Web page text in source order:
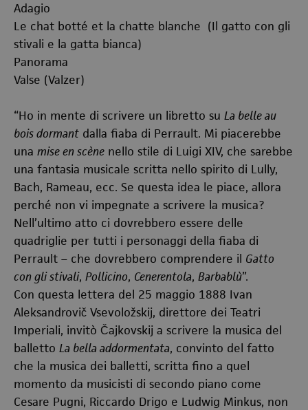
Adagio
Le chat botté et la chatte blanche (Il gatto con gli
stivali e la gatta bianca)
Panorama
Valse (Valzer)
“Ho in mente di scrivere un libretto su La belle au
bois dormant dalla fiaba di Perrault. Mi piacerebbe
una mise en scène nello stile di Luigi XIV, che sarebbe
una fantasia musicale scritta nello spirito di Lully,
Bach, Rameau, ecc. Se questa idea le piace, allora
perché non vi impegnate a scrivere la musica?
Nell’ultimo atto ci dovrebbero essere delle
quadriglie per tutti i personaggi della fiaba di
Perrault – che dovrebbero comprendere il Gatto
con gli stivali, Pollicino, Cenerentola, Barbablù”.
Con questa lettera del 25 maggio 1888 Ivan
Aleksandrovič Vsevoložskij, direttore dei Teatri
Imperiali, invitò Čajkovskij a scrivere la musica del
balletto La bella addormentata, convinto del fatto
che la musica dei balletti, scritta fino a quel
momento da musicisti di secondo piano come
Cesare Pugni, Riccardo Drigo e Ludwig Minkus, non